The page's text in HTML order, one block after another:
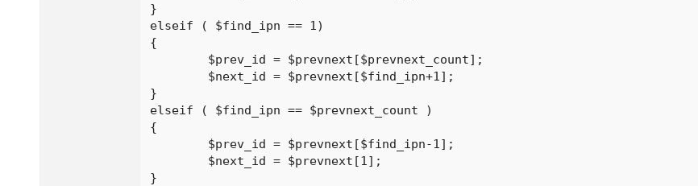
}
elseif ( $find_ipn == 1)
{
}
elseif ( $find_ipn == $prevnext_count )
{
}